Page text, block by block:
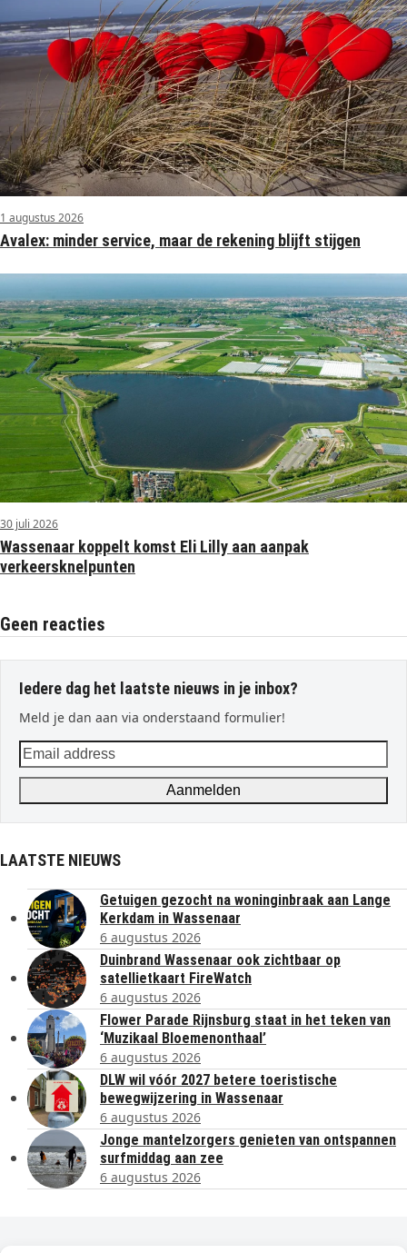
1 augustus 2026
Avalex: minder service, maar de rekening blijft stijgen
30 juli 2026
Wassenaar koppelt komst Eli Lilly aan aanpak
verkeersknelpunten
Geen reacties
Iedere dag het laatste nieuws in je inbox?
Meld je dan aan via onderstaand formulier!
Email
address
Aanmelden
LAATSTE NIEUWS
Getuigen gezocht na woninginbraak aan Lange
Kerkdam in Wassenaar
6 augustus 2026
Duinbrand Wassenaar ook zichtbaar op
satellietkaart FireWatch
6 augustus 2026
Flower Parade Rijnsburg staat in het teken van
‘Muzikaal Bloemenonthaal’
6 augustus 2026
DLW wil vóór 2027 betere toeristische
bewegwijzering in Wassenaar
6 augustus 2026
Jonge mantelzorgers genieten van ontspannen
surfmiddag aan zee
6 augustus 2026